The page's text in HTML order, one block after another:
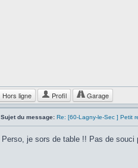
Hors ligne Profil Garage
Sujet du message: Re: [60-Lagny-le-Sec ] Petit
Perso, je sors de table !! Pas de